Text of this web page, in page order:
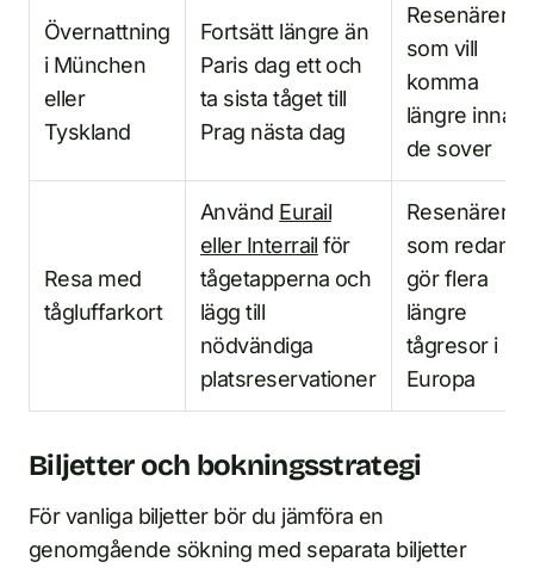
Övernattning
i München
eller
Tyskland
Fortsätt längre än
Paris dag ett och
ta sista tåget till
Prag nästa dag
Resenärer
som vill
komma
längre innan
de sover
Resa med
tågluffarkort
Använd Eurail
eller Interrail för
tågetapperna och
lägg till
nödvändiga
platsreservationer
Resenärer
som redan
gör flera
längre
tågresor i
Europa
Biljetter och bokningsstrategi
För vanliga biljetter bör du jämföra en
genomgående sökning med separata biljetter